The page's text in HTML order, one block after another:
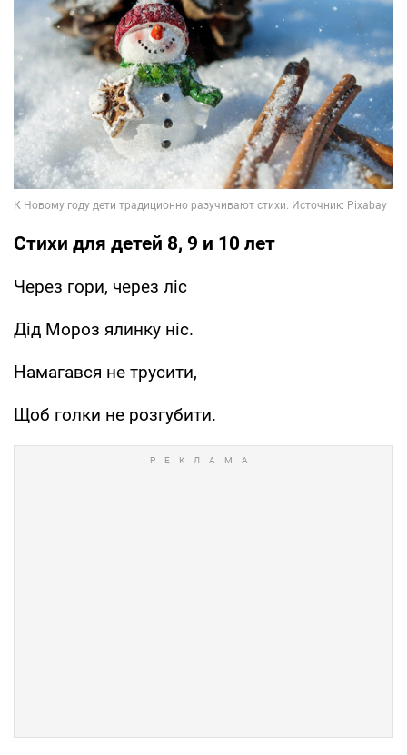
Стихи для детей 8, 9 и 10 лет
Через гори, через ліс
Дід Мороз ялинку ніс.
Намагався не трусити,
Щоб голки не розгубити.